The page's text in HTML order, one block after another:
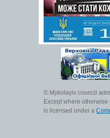
© Mykolayiv council
Except where
is licensed under a